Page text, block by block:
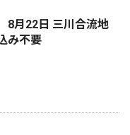
月22日 三川合流地
み不要